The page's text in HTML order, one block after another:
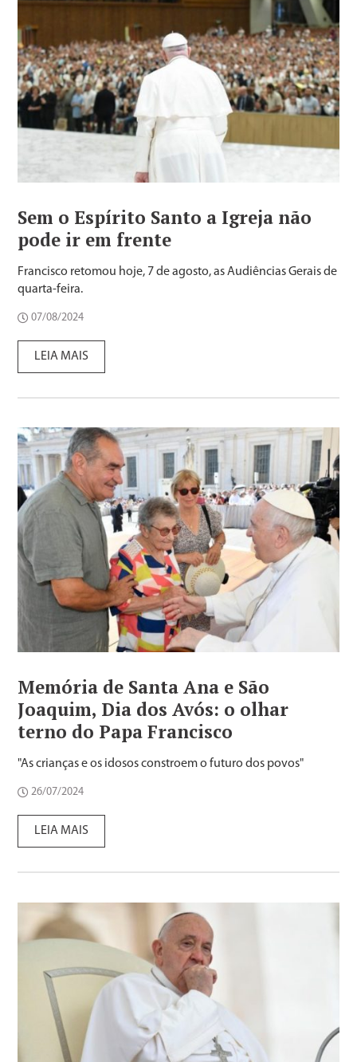
Sem o Espírito Santo a Igreja não
pode ir em frente
Francisco retomou hoje, 7 de agosto, as Audiências Gerais de
quarta-feira.
07/08/2024
LEIA MAIS
Memória de Santa Ana e São
Joaquim, Dia dos Avós: o olhar
terno do Papa Francisco
"As crianças e os idosos constroem o futuro dos povos"
26/07/2024
LEIA MAIS